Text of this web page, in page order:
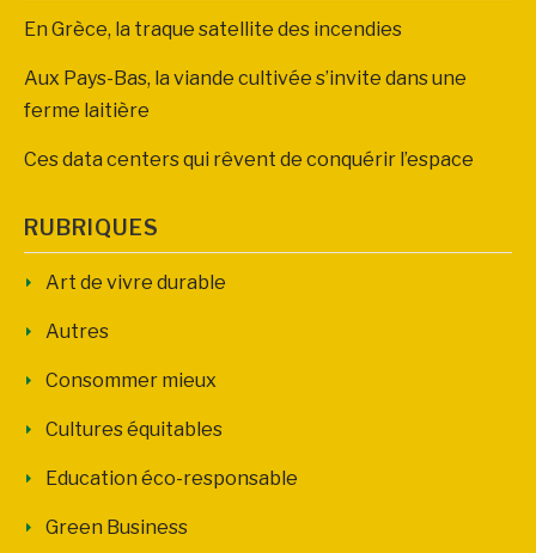
En Grèce, la traque satellite des incendies
Aux Pays-Bas, la viande cultivée s’invite dans une
ferme laitière
Ces data centers qui rêvent de conquérir l’espace
RUBRIQUES
Art de vivre durable
Autres
Consommer mieux
Cultures équitables
Education éco-responsable
Green Business